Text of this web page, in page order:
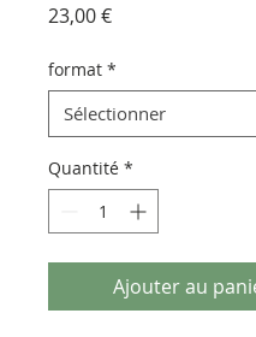
23,00 €Prix
format *
Quantité *
Ajouter au